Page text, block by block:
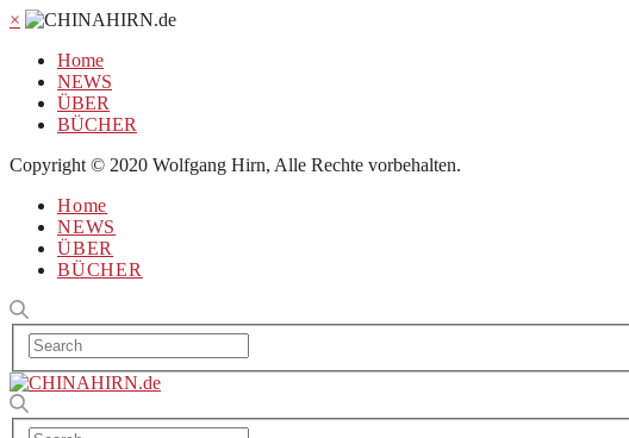
×
Home
NEWS
ÜBER
BÜCHER
Copyright © 2020 Wolfgang Hirn, Alle Rechte vorbehalten.
Home
NEWS
ÜBER
BÜCHER